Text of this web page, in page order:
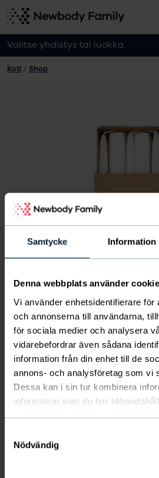
Samtycke Information
Denna webbplats använder
Vi använder enhetsidentifierare för
och annonserna till användarna,
för sociala medier och analysera
vidarebefordrar även sådana
information från din enhet till de
annons- och analysföretag som vi
Dessa kan i sin tur kombinera
information som du har
samlat in när du har använt deras
Nödvändig
Valitse yhdistys tai luokka.
Koti / Shop
/